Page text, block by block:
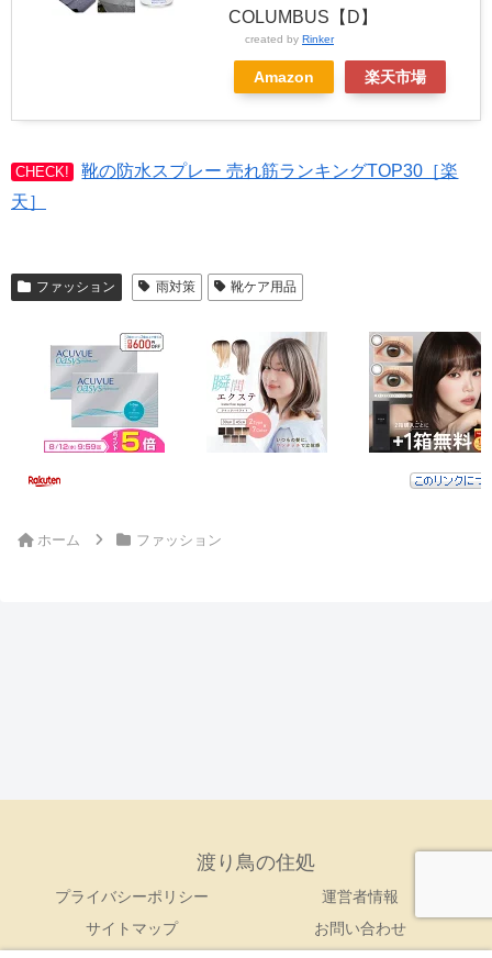
COLUMBUS【D】
created by Rinker
Amazon 楽天市場
CHECK!
靴の防水スプレー 売れ筋ランキングTOP30［楽
天］
ファッション 雨対策 靴ケア用品
ホーム ファッション
渡り鳥の住処
プライバシーポリシー
運営者情報
サイトマップ
お問い合わせ